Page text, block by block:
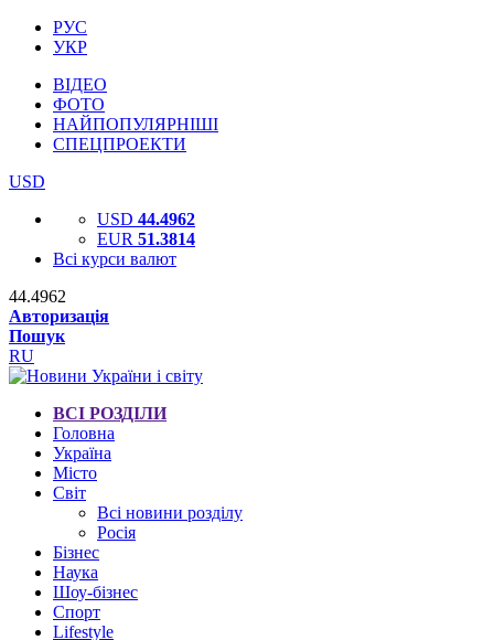
РУС
УКР
ВІДЕО
ФОТО
НАЙПОПУЛЯРНІШІ
СПЕЦПРОЕКТИ
USD
USD 44.4962
EUR 51.3814
Всі курси валют
44.4962
Авторизація
Пошук
RU
ВСІ РОЗДІЛИ
Головна
Україна
Місто
Світ
Всі новини розділу
Росія
Бізнес
Наука
Шоу-бізнес
Спорт
Lifestyle